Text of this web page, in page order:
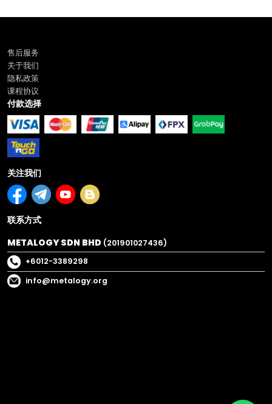
售后服务
关于我们
隐私政策
课程协议
付款选择
关注我们
联系方式
METALOGY SDN BHD (201901027436)
+6012-3389298
info@metalogy.org